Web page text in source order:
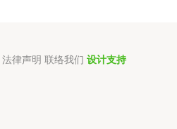
法律声明 联络我们 设计支持